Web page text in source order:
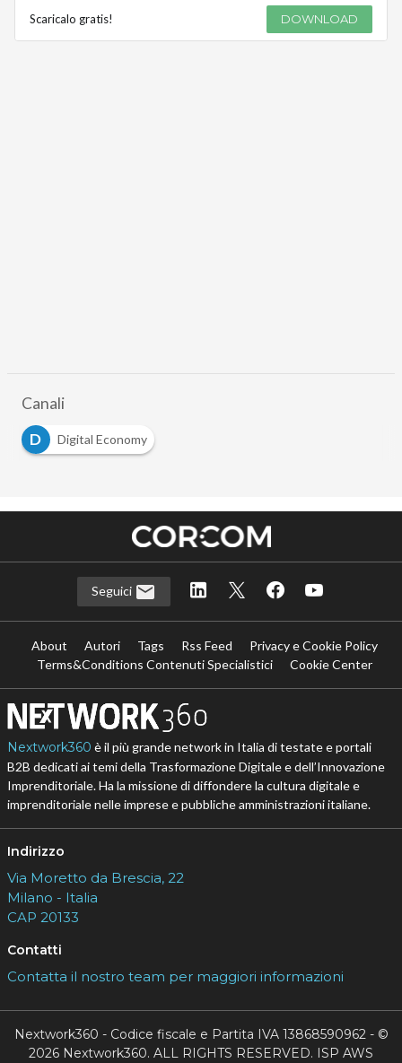
Scaricalo gratis! DOWNLOAD
Canali
D
Digital Economy
Seguici
About Autori Tags Rss Feed
Privacy e Cookie Policy
Terms&Conditions Contenuti Specialistici
Cookie Center
Nextwork360 è il più grande network in Italia di testate e portali
B2B dedicati ai temi della Trasformazione Digitale e dell’Innovazione
Imprenditoriale. Ha la missione di diffondere la cultura digitale e
imprenditoriale nelle imprese e pubbliche amministrazioni italiane.
Indirizzo
Via Moretto da Brescia, 22
Milano - Italia
CAP 20133
Contatti
Contatta il nostro team per maggiori informazioni
Nextwork360 - Codice fiscale e Partita IVA 13868590962 - ©
2026 Nextwork360. ALL RIGHTS RESERVED. ISP AWS